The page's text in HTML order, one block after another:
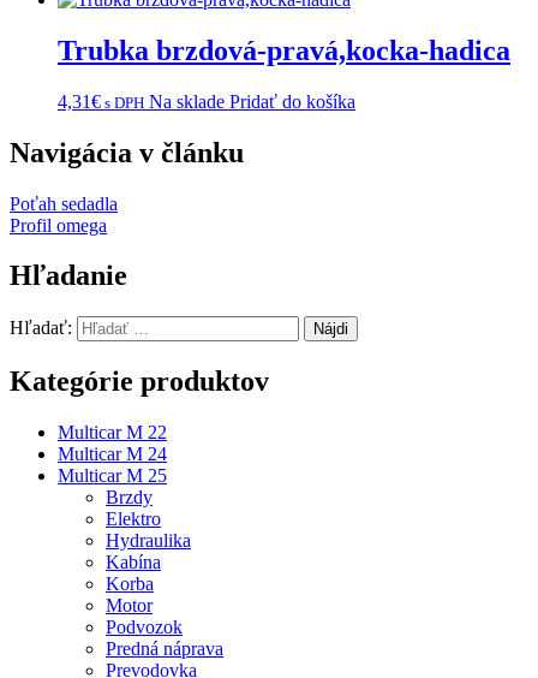
Trubka brzdová-pravá,kocka-hadica
4,31€ s DPH Na sklade Pridať do košíka
Navigácia v článku
Poťah sedadla
Profil omega
Hľadanie
Hľadať:
Kategórie produktov
Multicar M 22
Multicar M 24
Multicar M 25
Brzdy
Elektro
Hydraulika
Kabína
Korba
Motor
Podvozok
Predná náprava
Prevodovka